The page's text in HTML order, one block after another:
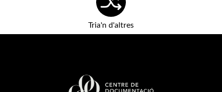
Tria'n d'altres